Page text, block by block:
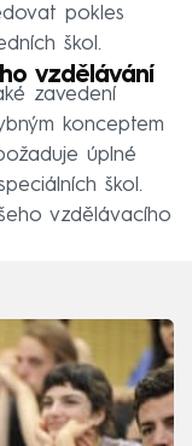
pokles
škol.
vzdělávání
zavedení
konceptem
úplné
škol.
vzdělávacího